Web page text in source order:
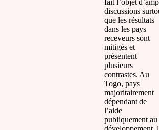
discussions
que les résultats
dans les pays
receveurs sont
mitigés et
présentent
plusieurs
contrastes. Au
Togo, pays
majoritairement
dépendant de
l’aide
publiquement au